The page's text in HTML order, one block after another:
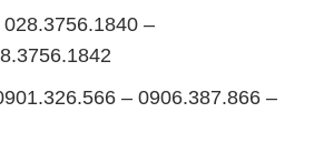
–
– 0906.387.866 –